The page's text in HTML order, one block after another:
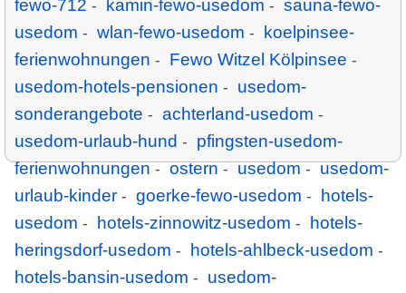
fewo-712 - kamin-fewo-usedom - sauna-fewo-
usedom - wlan-fewo-usedom - koelpinsee-
ferienwohnungen - Fewo Witzel Kölpinsee -
usedom-hotels-pensionen - usedom-
sonderangebote - achterland-usedom -
usedom-urlaub-hund - pfingsten-usedom-
ferienwohnungen-ostern-usedom-usedom-
urlaub-kinder - goerke-fewo-usedom - hotels-
usedom - hotels-zinnowitz-usedom - hotels-
heringsdorf-usedom - hotels-ahlbeck-usedom -
hotels-bansin-usedom - usedom-